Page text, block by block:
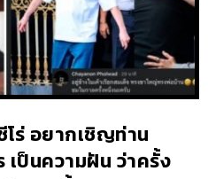
ร่ อยากเชิญท่าน
ป็นความฝัน ว่าครั้ง